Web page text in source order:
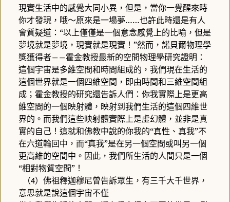
現實生活中的感覺大同小異，但是，當你一覺醒來時
你才發現，哦～原來是一場夢……也許此時還是有人
會質疑道：“以上僅僅是一個意念感覺上的比喻，但是
夢境就是夢境，現實就是現實！”然而，諾貝爾物理學
獎獲得者――霍金教授最新的空間物理學研究證明：
這個宇宙是多維空間和時間組成的，我們現在生活的
這個世界就是一個四維空間，即由時間和三維空間組
成；霍金教授的研究還告訴人們：你我實際上是更高
維空間的一個映射體，映射到我們生活的這個四維世
界的。而我們這些映射體實際上是虛幻體，並非是真
實的自己！這就和佛教中說的你我的“真性、真我”不
在六道輪回中，而“真我”是在另一個空間或叫另一個
更高維的空間中。因此，我們所生活的人間只是一個
“相對物質空間”！
（4）佛祖釋迦穆尼曾告訴眾生，有三千大千世界，
意思就是說這個宇宙不僅